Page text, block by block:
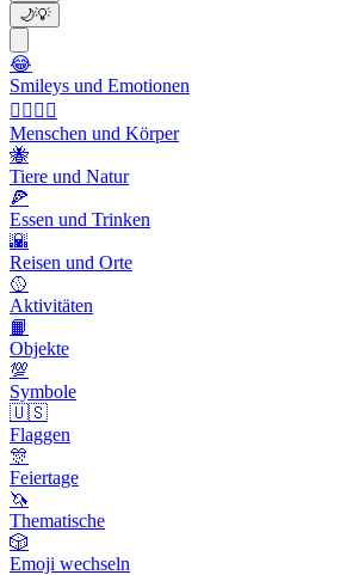
🌙💡
😂
Smileys und Emotionen
👩‍❤️‍💋‍👨
Menschen und Körper
🐝
Tiere und Natur
🍕
Essen und Trinken
🌇
Reisen und Orte
🥎
Aktivitäten
📙
Objekte
💯
Symbole
🇺🇸
Flaggen
🎊
Feiertage
🦄
Thematische
🎲
Emoji wechseln